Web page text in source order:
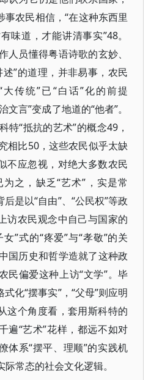
事农民相信，“在这种东西里
味道，才能讲清事实”48。
人员懂得粤语诗歌的玄妙、
”的道理，并非易事，农民
传统”已“白话”化的前提
文言”变成了地道的“他者”。
特“抵抗的艺术”的概念49，
相比50，这些农民似乎太缺
不应忽视，对绝大多数农民
之，缺乏“艺术”，实是常
是以“自由”、“公民权”等政
访农民观念中自己与国家的
”式的“疼爱”与“孝敬”的关
国历史和哲学造就了这种政
民偏爱这种上访“文学”。毕
化“摆事实”，“父母”则应明
这个角度看，套用斯科特的
遍“艺术”花样，都远不如对
体系“摆平、理顺”的实践机
常态的社会文化逻辑。